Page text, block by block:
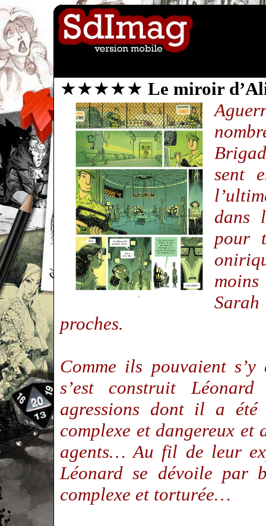
★★★★★ Le miroir
sent
dans
pour
proches.
Comme ils pouvaient
s’est construit
agressions dont il a été
complexe et dangereux
agents… Au fil de leur
Léonard se dévoile par
complexe et torturée…